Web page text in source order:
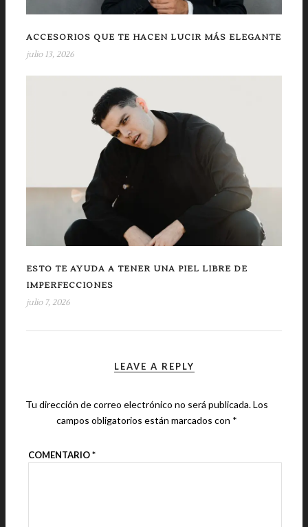
ACCESORIOS QUE TE HACEN LUCIR MÁS ELEGANTE
julio 13, 2026
ESTO TE AYUDA A TENER UNA PIEL LIBRE DE
IMPERFECCIONES
julio 7, 2026
LEAVE A REPLY
Tu dirección de correo electrónico no será publicada.Los
campos obligatorios están marcados con *
COMENTARIO*